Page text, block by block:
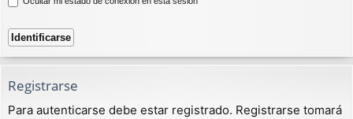
Registrarse
Para autenticarse debe estar registrado. Registrarse tomará